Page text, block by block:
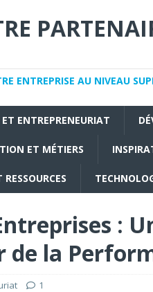
ENTREPRISE AU NIVEAU
ET ENTREPRENEURIAT
ET MÉTIERS
:
la
1